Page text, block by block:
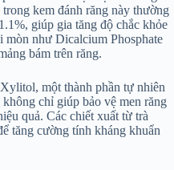
kem đánh răng này thường
giúp gia tăng độ chắc khỏe
mòn như Dicalcium Phosphate
bám trên răng.
một thành phần tự nhiên
chỉ giúp bảo vệ men răng
quả. Các chiết xuất từ trà
tăng cường tính kháng khuẩn